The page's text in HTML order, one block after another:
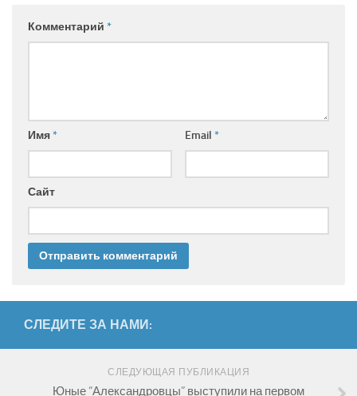
Комментарий *
Имя* Email *
Сайт
СЛЕДИТЕ ЗА НАМИ:
СЛЕДУЮЩАЯ ПУБЛИКАЦИЯ
Юные “Александровцы” выступили на первом